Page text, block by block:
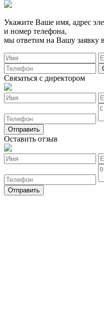
Укажите Ваше имя, адрес
и номер телефона,
мы ответим на Вашу заявку
Связаться с директором
Оставить отзыв